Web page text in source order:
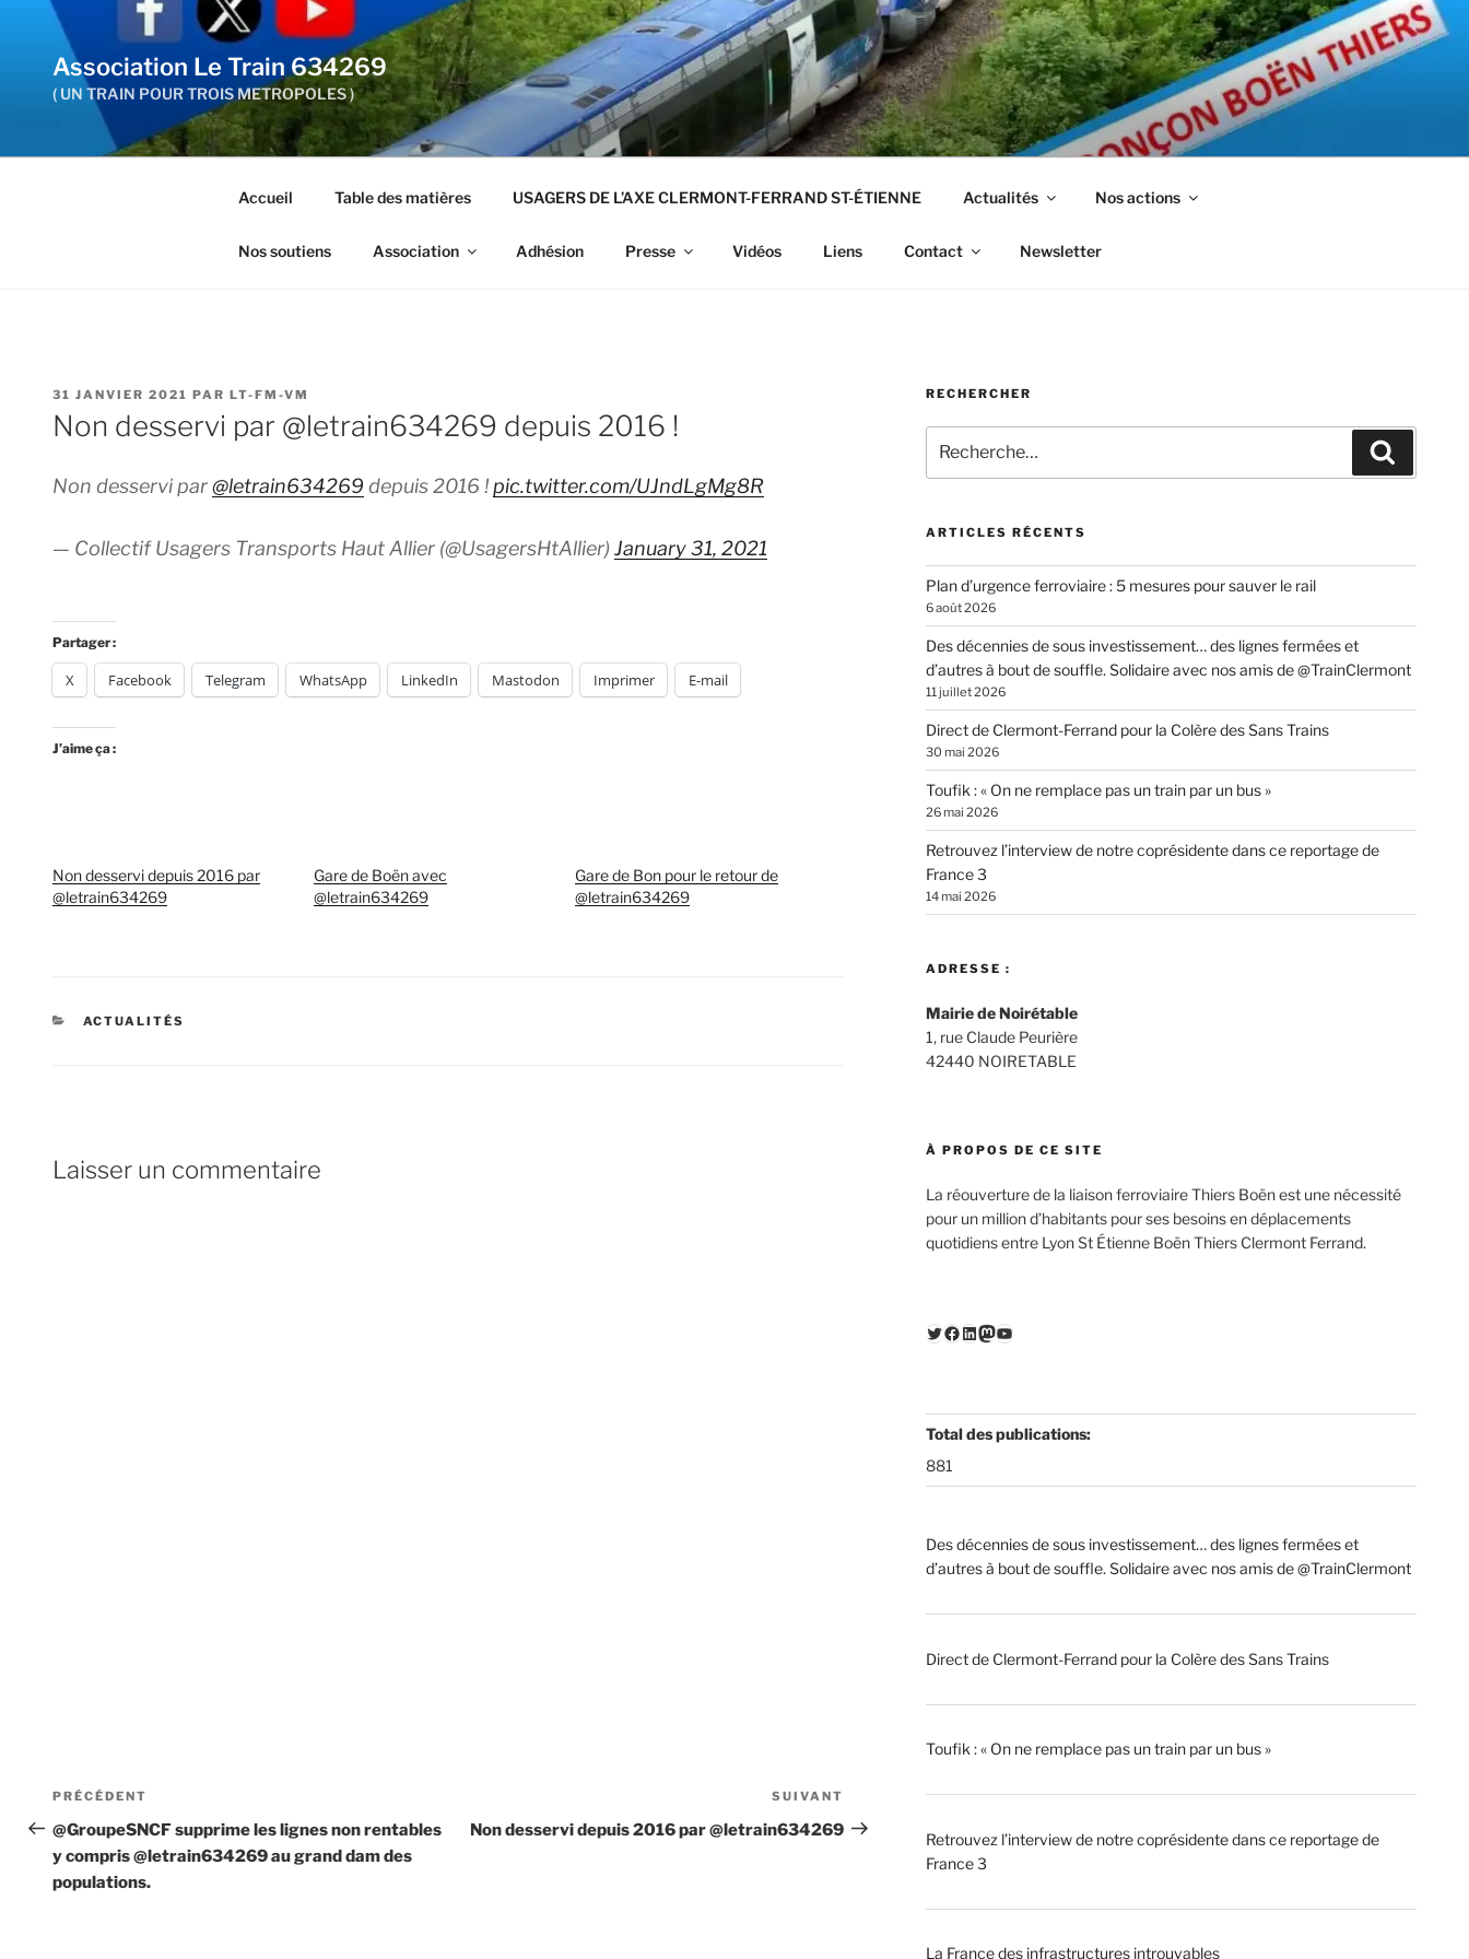
contenu
principal
Association Le Train 634269
( UN TRAIN POUR TROIS METROPOLES )
Accueil Table des matières USAGERS DE L’AXE CLERMONT-FERRAND ST-ÉTIENNE Actualités Nos actions
Nos soutiens Association Adhésion Presse Vidéos Liens Contact Newsletter
PUBLIÉ
LE
31 JANVIER 2021 PAR LT-FM-VM
Non desservi par @letrain634269 depuis 2016 !
Non desservi par@letrain634269 depuis 2016 !pic.twitter.com/UJndLgMg8R
— Collectif Usagers Transports Haut Allier (@UsagersHtAllier) January 31, 2021
Partager :
X Facebook Telegram WhatsApp LinkedIn Mastodon Imprimer E-mail
J’aime ça :
Non desservi depuis 2016 par
@letrain634269
Gare de Boën avec
@letrain634269
Gare de Bon pour le retour de
@letrain634269
CATÉGORIES
ACTUALITÉS
Laisser un commentaire
Navigation
de
l’article
Article
précédent
PRÉCÉDENT
@GroupeSNCF supprime les lignes non rentables
y compris @letrain634269 au grand dam des
populations.
suivant
SUIVANT
Non desservi depuis 2016 par @letrain634269
RECHERCHER
pour
:
ARTICLES RÉCENTS
Plan d’urgence ferroviaire : 5 mesures pour sauver le rail
6 août 2026
Des décennies de sous investissement… des lignes fermées et
d’autres à bout de souffle. Solidaire avec nos amis de @TrainClermont
11 juillet 2026
Direct de Clermont-Ferrand pour la Colère des Sans Trains
30 mai 2026
Toufik : « On ne remplace pas un train par un bus »
26 mai 2026
Retrouvez l’interview de notre coprésidente dans ce reportage de
France 3
14 mai 2026
ADRESSE :
Mairie de Noirétable
1, rue Claude Peurière
42440 NOIRETABLE
À PROPOS DE CE SITE
La réouverture de la liaison ferroviaire Thiers Boën est une nécessité
pour un million d’habitants pour ses besoins en déplacements
quotidiens entre Lyon St Étienne Boën Thiers Clermont Ferrand.
Twitter
Facebook
LinkedIn
Mastodon
YouTube
Total des publications:
881
Des décennies de sous investissement… des lignes fermées et
d’autres à bout de souffle. Solidaire avec nos amis de @TrainClermont
Direct de Clermont-Ferrand pour la Colère des Sans Trains
Toufik : « On ne remplace pas un train par un bus »
Retrouvez l’interview de notre coprésidente dans ce reportage de
France 3
La France des infrastructures introuvables